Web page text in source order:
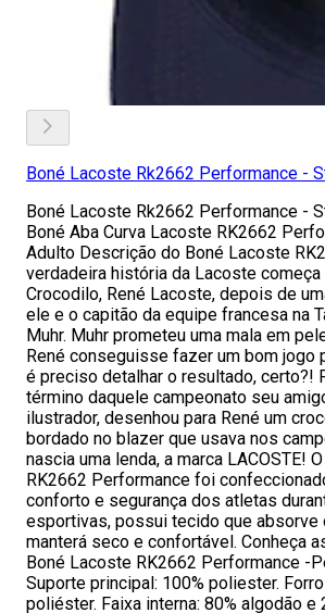
Boné Lacoste Rk2662 Performance -
Boné Lacoste Rk2662 Performance -
Boné Aba Curva Lacoste RK2662
Adulto Descrição do Boné Lacoste
verdadeira história da Lacoste
Crocodilo, René Lacoste, depois de
ele e o capitão da equipe francesa na
Muhr. Muhr prometeu uma mala em
René conseguisse fazer um bom jogo
é preciso detalhar o resultado, certo?!
término daquele campeonato seu
ilustrador, desenhou para René um
bordado no blazer que usava nos
nascia uma lenda, a marca LACOSTE!
RK2662 Performance foi
conforto e segurança dos atletas
esportivas, possui tecido que absorve
manterá seco e confortável. Conheça
Boné Lacoste RK2662 Performance -
Suporte principal: 100% poliester.
poliéster. Faixa interna: 80% algodão e